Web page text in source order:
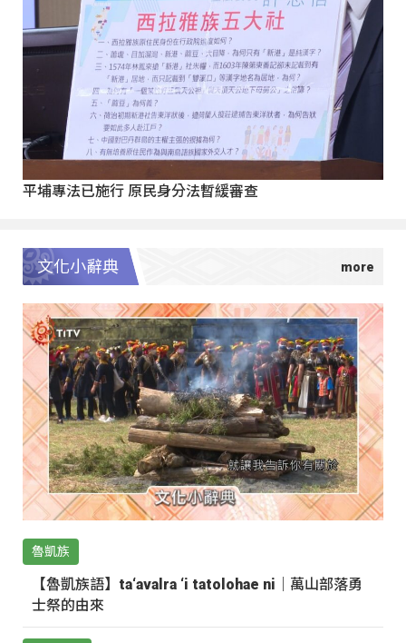
平埔專法已施行 原民身分法暫緩審查
文化小辭典
魯凱族
【魯凱族語】ta‘avalra ‘i tatolohae ni｜萬山部落勇
士祭的由來